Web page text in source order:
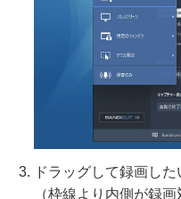
ドラッグして録画し
（枠線より内側が録